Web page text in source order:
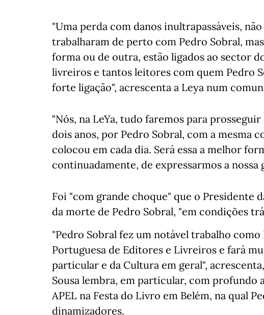
"Uma perda com danos inultrapassáveis,
trabalharam de perto com Pedro Sobral,
forma ou de outra, estão ligados ao sector
livreiros e tantos leitores com quem Pedro
forte ligação", acrescenta a Leya num
"Nós, na LeYa, tudo faremos para
dois anos, por Pedro Sobral, com a mesma
colocou em cada dia. Será essa a melhor
continuadamente, de expressarmos a nossa
Foi "com grande choque" que o Presidente
da morte de Pedro Sobral, "em condições
"Pedro Sobral fez um notável trabalho como
Portuguesa de Editores e Livreiros e fará
particular e da Cultura em geral",
Sousa lembra, em particular, com profundo
APEL na Festa do Livro em Belém, na qual
dinamizadores.